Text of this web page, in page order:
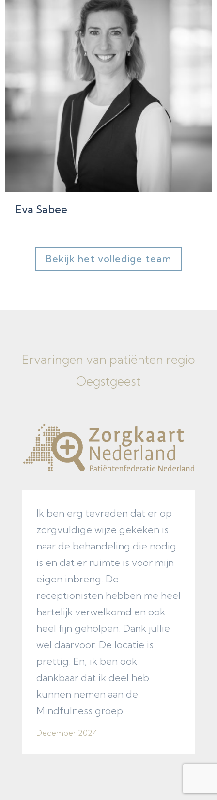
Eva Sabee
Bekijk het volledige team
Ervaringen van patiënten regio
Oegstgeest
Ik ben erg tevreden dat er op
zorgvuldige wijze gekeken is
naar de behandeling die nodig
is en dat er ruimte is voor mijn
eigen inbreng. De
receptionisten hebben me heel
hartelijk verwelkomd en ook
heel fijn geholpen. Dank jullie
wel daarvoor. De locatie is
prettig. En, ik ben ook
dankbaar dat ik deel heb
kunnen nemen aan de
Mindfulness groep.
December 2024